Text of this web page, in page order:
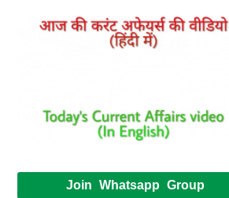
Join Whatsapp Group